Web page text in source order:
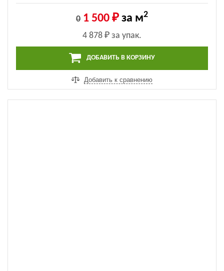
0 1 500 ₽ за м2
4 878 ₽ за упак.
ДОБАВИТЬ В КОРЗИНУ
Добавить к сравнению